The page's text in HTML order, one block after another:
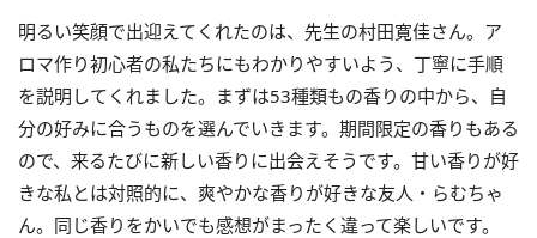
明るい笑顔で出迎えてくれたのは、先生の村田寛佳さん。ア
ロマ作り初心者の私たちにもわかりやすいよう、丁寧に手順
を説明してくれました。まずは53種類もの香りの中から、自
分の好みに合うものを選んでいきます。期間限定の香りもある
ので、来るたびに新しい香りに出会えそうです。甘い香りが好
きな私とは対照的に、爽やかな香りが好きな友人・らむちゃ
ん。同じ香りをかいでも感想がまったく違って楽しいです。